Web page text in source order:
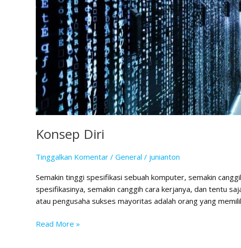
Konsep Diri
Tinggalkan Komentar / General / junianton
Semakin tinggi spesifikasi sebuah komputer, semakin
spesifikasinya, semakin canggih cara kerjanya, dan tentu
atau pengusaha sukses mayoritas adalah orang yang
Read More »